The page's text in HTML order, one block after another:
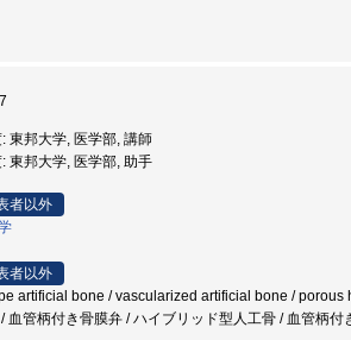
東邦大学, 医学部, 講師
東邦大学, 医学部, 助手
者以外
者以外
artificial bone / vascularized artificial bone /
血管柄付き骨膜弁 / ハイブリッド型人工骨 / 血管柄